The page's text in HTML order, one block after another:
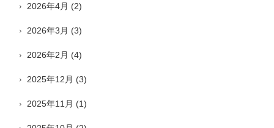
2026年4月 (2)
2026年3月 (3)
2026年2月 (4)
2025年12月 (3)
2025年11月 (1)